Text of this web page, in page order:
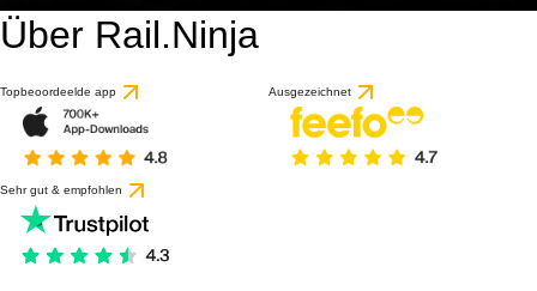
Über Rail.Ninja
Topbeoordeelde app Ausgezeichnet
Sehr gut & empfohlen